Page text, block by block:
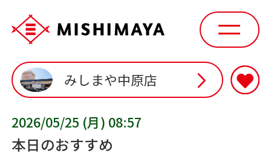
みしまや中原店
2026/05/25 (月) 08:57
本日のおすすめ